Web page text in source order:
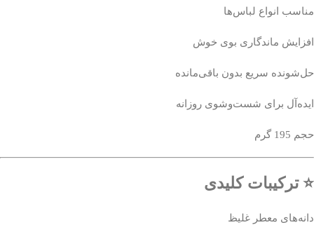
مناسب انواع لباس‌ها
افزایش ماندگاری بوی خوش
حل‌شونده سریع بدون باقی‌مانده
ایده‌آل برای شست‌وشوی روزانه
حجم 195 گرم
⭐ ترکیبات کلیدی
دانه‌های معطر غلیظ